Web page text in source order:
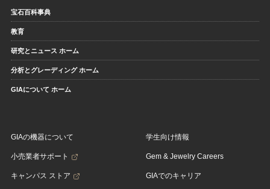
宝石百科事典
教育
研究とニュース ホーム
分析とグレーディング ホーム
GIAについて ホーム
GIAの機器について
小売業者サポート
キャンパス ストア
学生向け情報
Gem & Jewelry Careers
GIAでのキャリア